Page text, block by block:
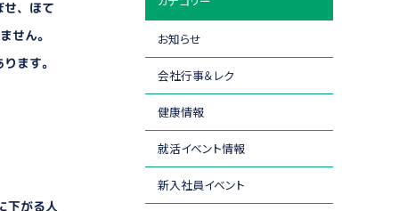
、ほて
せん。
ます。
下がる人
お知らせ
会社行事＆レク
健康情報
就活イベント情報
新入社員イベント